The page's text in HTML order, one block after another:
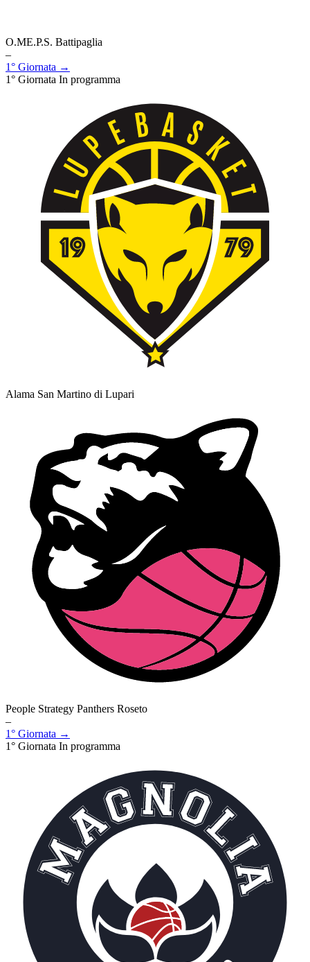
O.ME.P.S. Battipaglia
–
1° Giornata →
1° Giornata In programma
Alama San Martino di Lupari
People Strategy Panthers Roseto
–
1° Giornata →
1° Giornata In programma